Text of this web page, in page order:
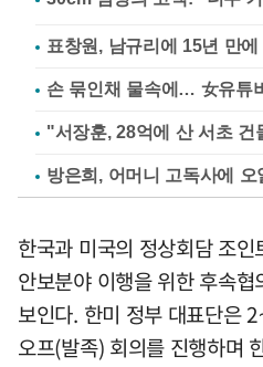
표창원, 남규리에 15년 만
손 묶인채 물속에… 女유튜
"서장훈, 28억에 산 서초 건
방은희, 어머니 고독사에
한국과 미국의 정상회담 조
안보분야 이행을 위한 후속
보인다. 한미 정부 대표단은
오프(발족) 회의를 진행하며